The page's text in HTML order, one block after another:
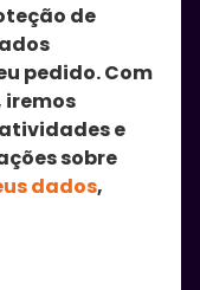
de
pedido. Com
iremos
e
sobre
dados,